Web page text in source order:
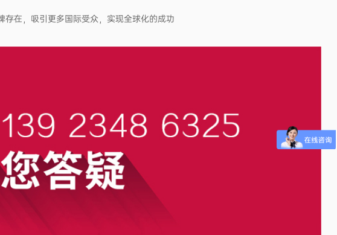
在，吸引更多国际受众，实现全球化的成功